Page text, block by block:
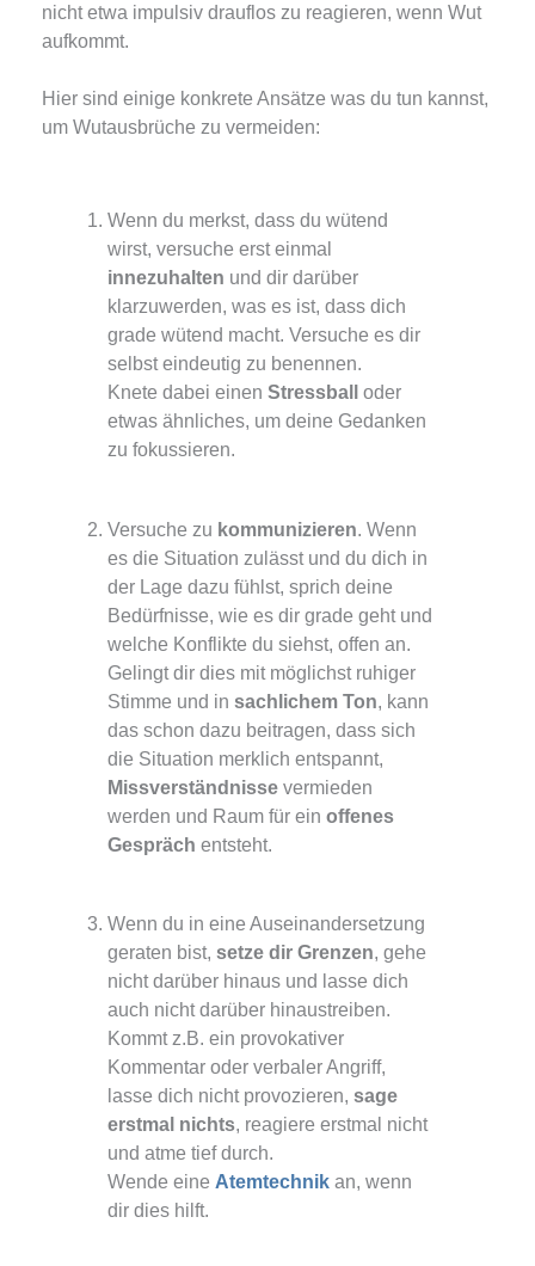
nicht etwa impulsiv drauflos zu reagieren, wenn Wut
aufkommt.
Hier sind einige konkrete Ansätze was du tun kannst,
um Wutausbrüche zu vermeiden:
Wenn du merkst, dass du wütend
wirst, versuche erst einmal
innezuhalten und dir darüber
klarzuwerden, was es ist, dass dich
grade wütend macht. Versuche es dir
selbst eindeutig zu benennen.
Knete dabei einenStressballoder
etwas ähnliches, um deine Gedanken
zu fokussieren.
Versuche zu kommunizieren . Wenn
es die Situation zulässt und du dich in
der Lage dazu fühlst, sprich deine
Bedürfnisse, wie es dir grade geht und
welche Konflikte du siehst, offen an.
Gelingt dir dies mit möglichst ruhiger
Stimme und insachlichem Ton , kann
das schon dazu beitragen, dass sich
die Situation merklich entspannt,
Missverständnissevermieden
werden und Raum für einoffenes
Gespräch entsteht.
Wenn du in eine Auseinandersetzung
geraten bist,setze dir Grenzen, gehe
nicht darüber hinaus und lasse dich
auch nicht darüber hinaustreiben.
Kommt z.B. ein provokativer
Kommentar oder verbaler Angriff,
lasse dich nicht provozieren,sage
erstmal nichts, reagiere erstmal nicht
und atme tief durch.
Wende eine Atemtechnik an, wenn
dir dies hilft.